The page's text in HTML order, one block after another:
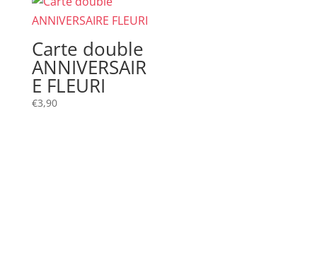
Carte double
ANNIVERSAIR
E FLEURI
€3,90